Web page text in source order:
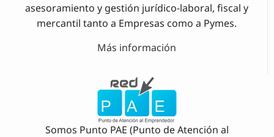
asesoramiento y gestión jurídico-laboral, fiscal y
mercantil tanto a Empresas como a Pymes.
Más información
Somos Punto PAE (Punto de Atención al